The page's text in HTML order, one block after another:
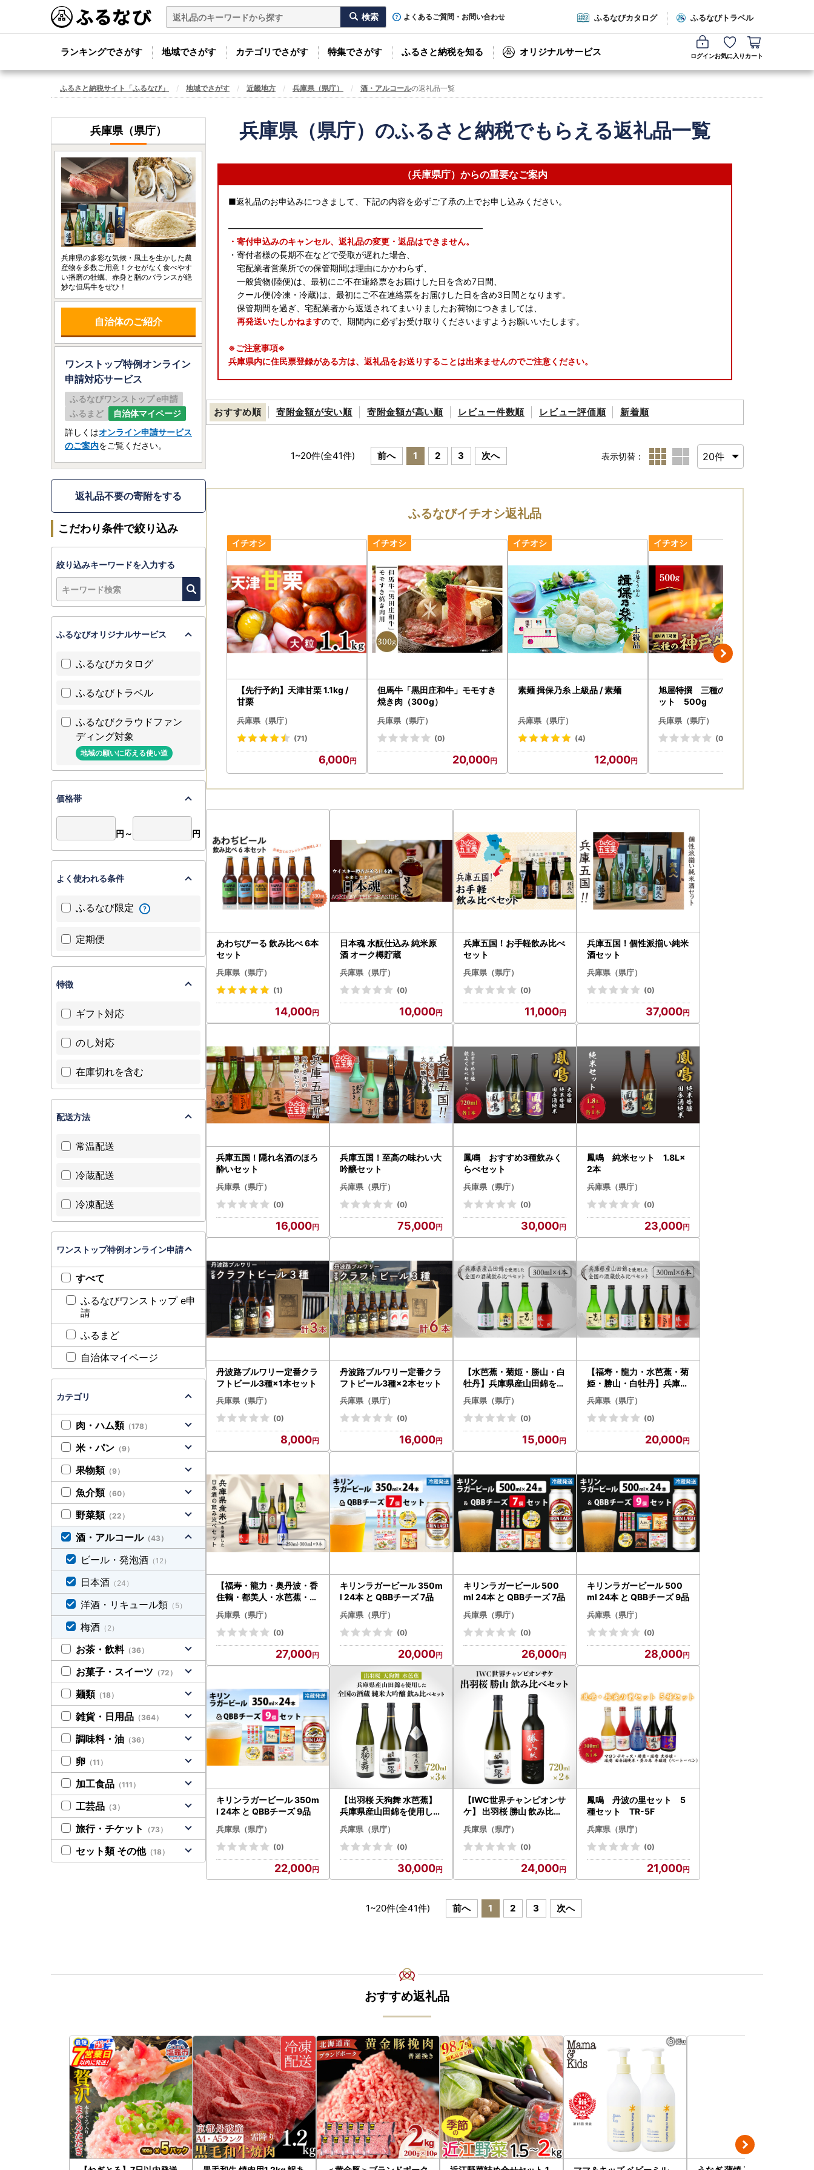
よくあるご質問・お問い合わせ ふるなびカタログ ふるなびトラベル
ランキングでさがす 地域でさがす カテゴリでさがす 特集でさがす ふるさと納税を知る オリジナルサービス ログインお気に入り カート
ふるさと納税サイト「ふるなび」 地域でさがす 近畿地方 兵庫県（県庁） 酒・アルコールの返礼品一覧
兵庫県（県庁）のふるさと納税でもらえる返礼品一覧
（兵庫県庁）からの重要なご案内
■返礼品のお申込みにつきまして、下記の内容を必ずご了承の上でお申し込みください。
――――――――――――――――――――――――――――――
・寄付申込みのキャンセル、返礼品の変更・返品はできません。
・寄付者様の長期不在などで受取が遅れた場合、
宅配業者営業所での保管期間は理由にかかわらず、
一般貨物(陸便)は、最初にご不在連絡票をお届けした日を含め7日間、
クール便(冷凍・冷蔵)は、最初にご不在連絡票をお届けした日を含め3日間となります。
保管期間を過ぎ、宅配業者から返送されてまいりましたお荷物につきましては、
再発送いたしかねますので、期間内に必ずお受け取りくださいますようお願いいたします。
※ご注意事項※
兵庫県内に住民票登録がある方は、返礼品をお送りすることは出来ませんのでご注意ください。
【お盆期間中の配送・お問い合わせについてのお知らせ】
いつも兵庫県への温かいご寄附をいただき、誠にありがとうございます。
お盆期間中の「返礼品の発送」および「お問い合わせ」につきまして、下記の通りご案内いたします。
■返礼品の配送休止期間： 8月8日（土）～ 8月16日（日）
※一部の事業者では期間中も発送を行う場合がございます。
お休み： 8/8（土）、8/9（日）、8/11（火・祝）、8/15（土）、8/16（日）
通常対応： 8/10（月）、8/12（水）～ 8/14（金）
【休業期間中のお問い合わせについて】
通常よりお時間をいただく場合がございますので、あらかじめご了承ください。
おすすめ順 寄附金額が安い順 寄附金額が高い順 レビュー件数順 レビュー評価順 新着順
1~20件(全41件) 前へ 1 2 3 次へ 表示切替：
ふるなびイチオシ返礼品
【先行予約】天津甘栗 1.1kg /
甘栗
兵庫県（県庁）
(71)
6,000
但馬牛「黒田庄和牛」モモすき
焼き肉（300g）
兵庫県（県庁）
(0)
20,000
素麺 揖保乃糸 上級品 / 素麺
兵庫県（県庁）
(4)
12,000
旭屋特撰 三種の神戸牛焼肉セ
ット 500g
兵庫県（県庁）
(0)
あわぢびーる 飲み比べ 6本
セット
兵庫県（県庁）
(1)
14,000
日本魂 水酛仕込み 純米原
酒 オーク樽貯蔵
兵庫県（県庁）
(0)
10,000
兵庫五国！お手軽飲み比べ
セット
兵庫県（県庁）
(0)
11,000
兵庫五国！個性派揃い純米
酒セット
兵庫県（県庁）
(0)
37,000
兵庫五国！隠れ名酒のほろ
酔いセット
兵庫県（県庁）
(0)
16,000
兵庫五国！至高の味わい大
吟醸セット
兵庫県（県庁）
(0)
75,000
鳳鳴 おすすめ3種飲みく
らべセット
兵庫県（県庁）
(0)
30,000
鳳鳴 純米セット 1.8L×
2本
兵庫県（県庁）
(0)
23,000
丹波路ブルワリー定番クラ
フトビール3種×1本セット
兵庫県（県庁）
(0)
8,000
丹波路ブルワリー定番クラ
フトビール3種×2本セット
兵庫県（県庁）
(0)
16,000
【水芭蕉・菊姫・勝山・白
牡丹】兵庫県産山田錦を使
用した全国の酒蔵飲み比べ
セット（300ml × 4本)
兵庫県（県庁）
(0)
15,000
【福寿・龍力・水芭蕉・菊
姫・勝山・白牡丹】兵庫県
産山田錦を使用した全国の
酒蔵飲み比べセット（300
ml × 6本）
兵庫県（県庁）
(0)
20,000
【福寿・龍力・奥丹波・香
住鶴・都美人・水芭蕉・菊
姫・勝山・白牡丹】兵庫県
産山田錦を使用した全国の
酒蔵飲み比べセット（300
ml × 9本）
兵庫県（県庁）
(0)
27,000
キリンラガービール 350m
l 24本 と QBBチーズ 7品
兵庫県（県庁）
(0)
20,000
キリンラガービール 500
ml 24本 と QBBチーズ 7品
兵庫県（県庁）
(0)
26,000
キリンラガービール 500
ml 24本 と QBBチーズ 9品
兵庫県（県庁）
(0)
28,000
キリンラガービール 350m
l 24本 と QBBチーズ 9品
兵庫県（県庁）
(0)
22,000
【出羽桜 天狗舞 水芭蕉】
兵庫県産山田錦を使用した
全国の酒蔵 純米大吟醸 飲
み比べセット (720ml x 3
本)
兵庫県（県庁）
(0)
30,000
【IWC世界チャンピオンサ
ケ】 出羽桜 勝山 飲み比べ
セット (720ml x 2本) / 兵
庫県産山田錦使用
兵庫県（県庁）
(0)
24,000
鳳鳴 丹波の里セット 5
種セット TR-5F
兵庫県（県庁）
(0)
21,000
1~20件(全41件) 前へ 1 2 3 次へ
兵庫県（県庁）
兵庫県の多彩な気候・風土を生かした農
産物を多数ご用意！クセがなく食べやす
い播磨の牡蠣、赤身と脂のバランスが絶
妙な但馬牛をぜひ！
自治体のご紹介
ワンストップ特例オンライン
申請対応サービス
ふるなびワンストップ e申請
ふるまど
自治体マイページ
詳しくはオンライン申請サービス
のご案内をご覧ください。
返礼品不要の寄附をする
こだわり条件で絞り込み
絞り込みキーワードを入力する
ふるなびオリジナルサービス
ふるなびカタログ
ふるなびトラベル
ふるなびクラウドファン
ディング対象
地域の願いに応える使い道
価格帯
円～ 円
よく使われる条件
ふるなび限定
定期便
特徴
ギフト対応
のし対応
在庫切れを含む
配送方法
常温配送
冷蔵配送
冷凍配送
ワンストップ特例オンライン申請
すべて
ふるなびワンストップ e申
請
ふるまど
自治体マイページ
カテゴリ
肉・ハム類 （178）
米・パン （9）
果物類 （9）
魚介類 （60）
野菜類 （22）
酒・アルコール（43）
ビール・発泡酒 （12）
日本酒 （24）
洋酒・リキュール類 （5）
梅酒 （2）
お茶・飲料（36）
お菓子・スイーツ （72）
麺類 （18）
雑貨・日用品 （364）
調味料・油 （36）
卵 （11）
加工食品 （111）
工芸品 （3）
旅行・チケット （73）
セット類 その他（18）
おすすめ返礼品